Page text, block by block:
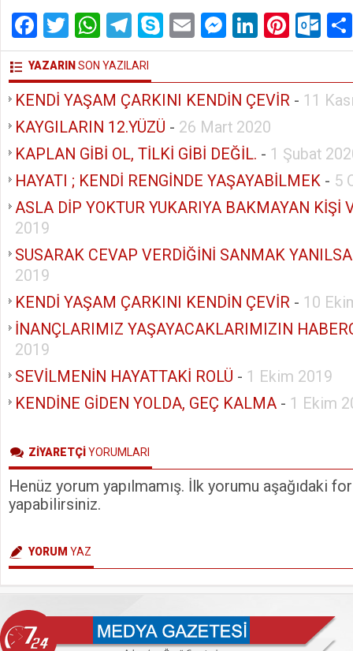
Facebook
Twitter
WhatsApp
Telegram
SkypeEmailMessenger
LinkedIn
YAZARINSON YAZILARI
KENDİ YAŞAM ÇARKINI KENDİN ÇEVİR - 11
KAYGILARIN 12.YÜZÜ - 26 Mart 2020
KAPLAN GİBİ OL, TİLKİ GİBİ DEĞİL. - 1 Şubat
HAYATI ; KENDİ RENGİNDE YAŞAYABİLMEK - 5
ASLA DİP YOKTUR YUKARIYA BAKMAYAN KİŞİ
2019
SUSARAK CEVAP VERDİĞİNİ SANMAK
2019
KENDİ YAŞAM ÇARKINI KENDİN ÇEVİR - 10
İNANÇLARIMIZ YAŞAYACAKLARIMIZIN
2019
SEVİLMENİN HAYATTAKİ ROLÜ - 1 Ekim 2019
KENDİNE GİDEN YOLDA, GEÇ KALMA - 1 Ekim
ZİYARETÇİYORUMLARI
Henüz yorum yapılmamış. İlk yorumu aşağıdaki
yapabilirsiniz.
YORUM YAZ